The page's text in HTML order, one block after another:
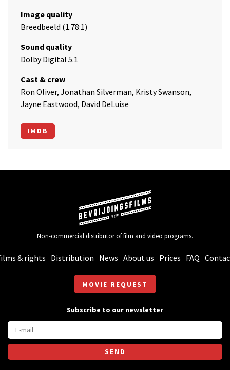
Image quality
Breedbeeld (1.78:1)
Sound quality
Dolby Digital 5.1
Cast & crew
Ron Oliver, Jonathan Silverman, Kristy Swanson,
Jayne Eastwood, David DeLuise
IMDB
Non-commercial distributor of film and video programs.
& rights Distribution News About us Prices FAQ
MOVIE REQUEST
Subscribe to our newsletter